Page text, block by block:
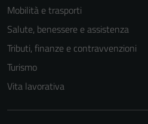
Mobilità e trasporti
Salute, benessere e assistenza
Tributi, finanze e contravvenzioni
Turismo
Vita lavorativa